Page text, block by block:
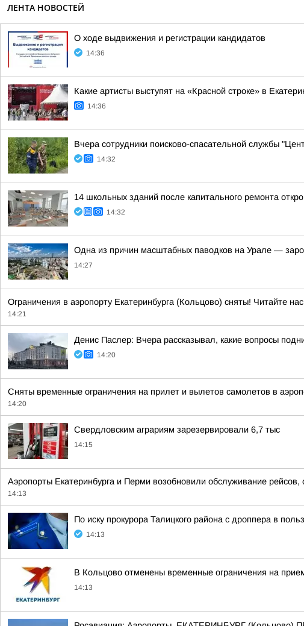
ЛЕНТА НОВОСТЕЙ
О ходе выдвижения и регистрации кандидатов
14:36
Какие артисты выступят на «Красной строке» в
14:36
Вчера сотрудники поисково-спасательной службы
14:32
14 школьных зданий после капитального ремонта
14:32
Одна из причин масштабных паводков на Урале —
14:27
Ограничения в аэропорту Екатеринбурга (Кольцово) сняты! Читайте
14:21
Денис Паслер: Вчера рассказывал, какие вопросы
14:20
Сняты временные ограничения на прилет и вылетов самолетов в
14:20
Свердловским аграриям зарезервировали 6,7 тыс
14:15
Аэропорты Екатеринбурга и Перми возобновили обслуживание
14:13
По иску прокурора Талицкого района с дроппера в
14:13
В Кольцово отменены временные ограничения на
14:13